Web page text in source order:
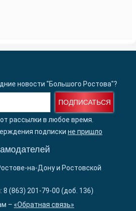
новости "Большого Ростова"?
ПОДПИСАТЬСЯ
рассылки в любое время.
подписки не пришло
на-Дону и Ростовской
(863) 201-79-00 (доб. 136)
– «Обратная связь»